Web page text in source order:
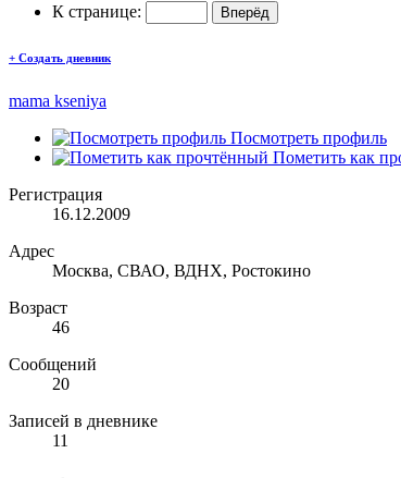
К странице:
+ Создать дневник
mama kseniya
Посмотреть профиль
Пометить как
Регистрация
16.12.2009
Адрес
Москва, СВАО, ВДНХ, Ростокино
Возраст
46
Сообщений
20
Записей в дневнике
11